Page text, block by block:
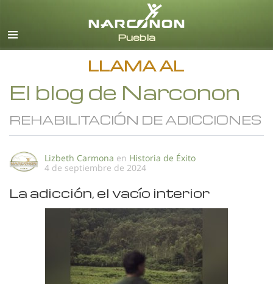
Español
Todas las Regiones/Idiomas
LLAMA AL
El blog de Narconon
REHABILITACIÓN DE ADICCIONES
Lizbeth Carmona en Historia de Éxito
4 de septiembre de 2024
La adicción, el vacío interior